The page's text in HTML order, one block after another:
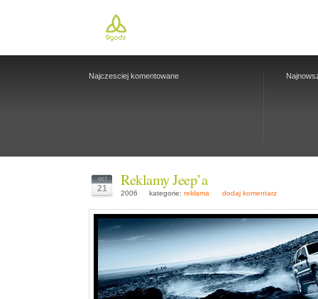
Najczesciej komentowane
oct
21 Reklamy Jeep’a
2006 kategorie: reklama dodaj komentarz